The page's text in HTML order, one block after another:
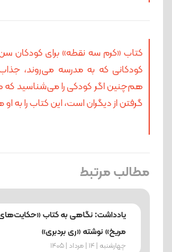
کتاب «کرم سه نقطه» برای کودکان
کودکانی که به مدرسه می‌روند،
هم‌چنین اگر کودکی را می‌شناسید که
گرفتن از دیگران است، این کتاب را به
مطالب مرتبط
یادداشت: نگاهی به کتاب
مریخ» نوشته «ری بردبری»
چهارشنبه | 14 | مرداد | 1405